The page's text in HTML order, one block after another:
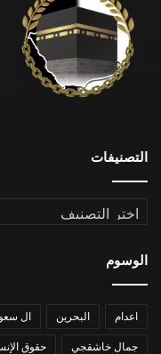
التصنيفات
التصنيفات
الوسوم
اعدام البحرين ال
جمال خاشقجي حقوق